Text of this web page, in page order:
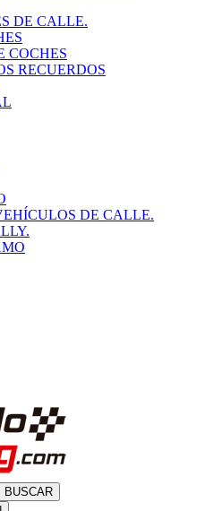
DE CALLE.
COCHES
RECUERDOS
DE CALLE.
BUSCAR